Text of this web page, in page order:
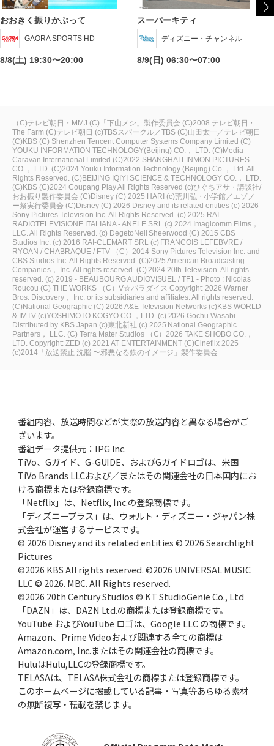
おおきく振りかぶって
GAORA SPORTS HD
8/8(土) 19:30〜20:00
スーパーキティ
ディズニー・チャンネル
8/9(日) 06:30〜07:00
（C)テレビ朝日・MMJ (C)「下山メシ」製作委員会 (C)2008 テレビ朝日・
The Farm (C)テレビ朝日 (c)TBSスパークル／TBS (C)山田太一／テレビ朝日
(C)KBS (C) Shenzhen Tencent Computer Systems Company Limited (C)
YOUKU INFORMATION TECHNOLOGY(Beijing) CO.， LTD. (C)Media
Caravan International Limited (C)2022 SHANGHAI LINMON PICTURES
CO.， LTD. (C)2024 Youku Information Technology (Beijing) Co.， Ltd. All
Rights Reserved. (C)BEIJING IQIYI SCIENCE & TECHNOLOGY CO.， LTD.
(C)KBS (C)2024 Coupang Play All Rights Reserved (c)ひぐちアサ・講談社/
おお振り製作委員会 (C)Disney (C) 2025 HARI (c)荒川弘・小学館／エゾノ
ー祭実行委員会 (C)Disney (C) 2026 Disney and its related entities (c) 2026
Sony Pictures Television Inc. All Rights Reserved. (c) 2025 RAI-
RADIOTELEVISIONE ITALIANA - ANELE SRL (c) 2024 Imagicomm Films，
LLC. All Rights Reserved. (c) DegetoNeil Sheerwood (C) 2015 CBS
Studios Inc. (c) 2016 RAI-CLEMART SRL (c) FRANCOIS LEFEBVRE /
RYOAN / CHABRAQUE / FTV
（C）2014 Sony Pictures Television Inc. and
CBS Studios Inc. All Rights Reserved. (C)2025 American Broadcasting
Companies， Inc. All rights reserved. (C) 2024 20th Television. All rights
reserved. (c) 2019 - BEAUBOURG AUDIOVISUEL / TF1 - Photo : Nicolas
Roucou (C) THE WORKS （C）V☆パラダイス Copyright: 2026 Warner
Bros. Discovery， Inc. or its subsidiaries and affiliates. All rights reserved.
(C)National Geographic (C) 2026 A&E Television Networks (c)KBS WORLD
& IMTV (c)YOSHIMOTO KOGYO CO.，LTD. (c) 2026 Gochu Wasabi
Distributed by KBS Japan (c)東北新社 (c) 2025 National Geographic
Partners， LLC. (C) Terra Mater Studios
（C）2026 TAKE SHOBO CO.，
LTD. Copyright: ZED (c) 2021 AT ENTERTAINMENT (C)Cineflix 2025
(c)2014「放送禁止 洗脳 〜邪悪なる鉄のイメージ」製作委員会
番組内容、放送時間などが実際の放送内容と異なる場合がご
ざいます。
番組データ提供元：IPG Inc.
TiVo、Gガイド、G-GUIDE、およびGガイドロゴは、米国
TiVo Brands LLCおよび／またはその関連会社の日本国内にお
ける商標または登録商標です。
「Netflix」は、Netflix, Inc.の登録商標です。
「ディズニープラス」は、ウォルト・ディズニー・ジャパン株
式会社が運営するサービスです。
© 2026 Disney and its related entities © 2026 Searchlight
Pictures
©2026 KBS All rights reserved. ©2026 UNIVERSAL MUSIC
LLC © 2026. MBC. All Rights reserved.
©2026 20th Century Studios © KT StudioGenie Co., Ltd
「DAZN」は、DAZN Ltd.の商標または登録商標です。
YouTube およびYouTube ロゴは、Google LLC の商標です。
Amazon、Prime Videoおよび関連する全ての商標は
Amazon.com, Inc.またはその関連会社の商標です。
HuluはHulu,LLCの登録商標です。
TELASAは、TELASA株式会社の商標または登録商標です。
このホームページに掲載している記事・写真等あらゆる素材
の無断複写・転載を禁じます。